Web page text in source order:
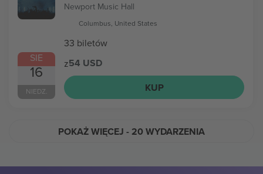
SIE
16
NIEDZ.
Newport Music Hall
Columbus, United States
33 biletów
z54 USD
KUP
POKAŻ WIĘCEJ - 20 WYDARZENIA